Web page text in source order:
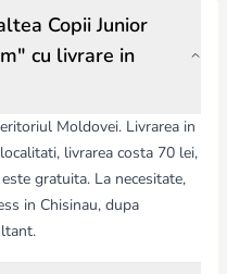
Copii Junior
cu livrare in
Moldovei. Livrarea in
livrarea costa 70 lei,
gratuita. La necesitate,
in Chisinau, dupa